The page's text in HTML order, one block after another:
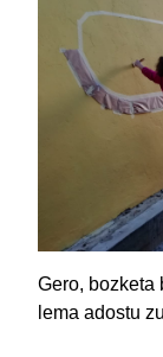
Gero, bozketa
lema adostu